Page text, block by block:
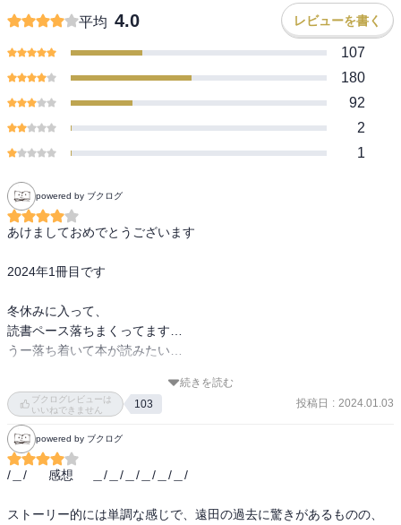
平均 4.0 レビューを書く
107
180
92
2
1
powered by ブクログ
あけましておめでとうございます
2024年1冊目です
冬休みに入って、
読書ペース落ちまくってます…
うー落ち着いて本が読みたい…
さてこちらは三浦しをんさんの新作ということで
ずっと気になってはいたんですが
なんとなく表紙からとっつきにくくて、、、
でもなかなかの人気ぶりだし
続きを読む
ブクログレビューは
いいねできません
103 投稿日 : 2024.01.03
powered by ブクログ
/＿/      感想     ＿/＿/＿/＿/＿/＿/
ストーリー的には単調な感じで、遠田の過去に驚きがあるものの、